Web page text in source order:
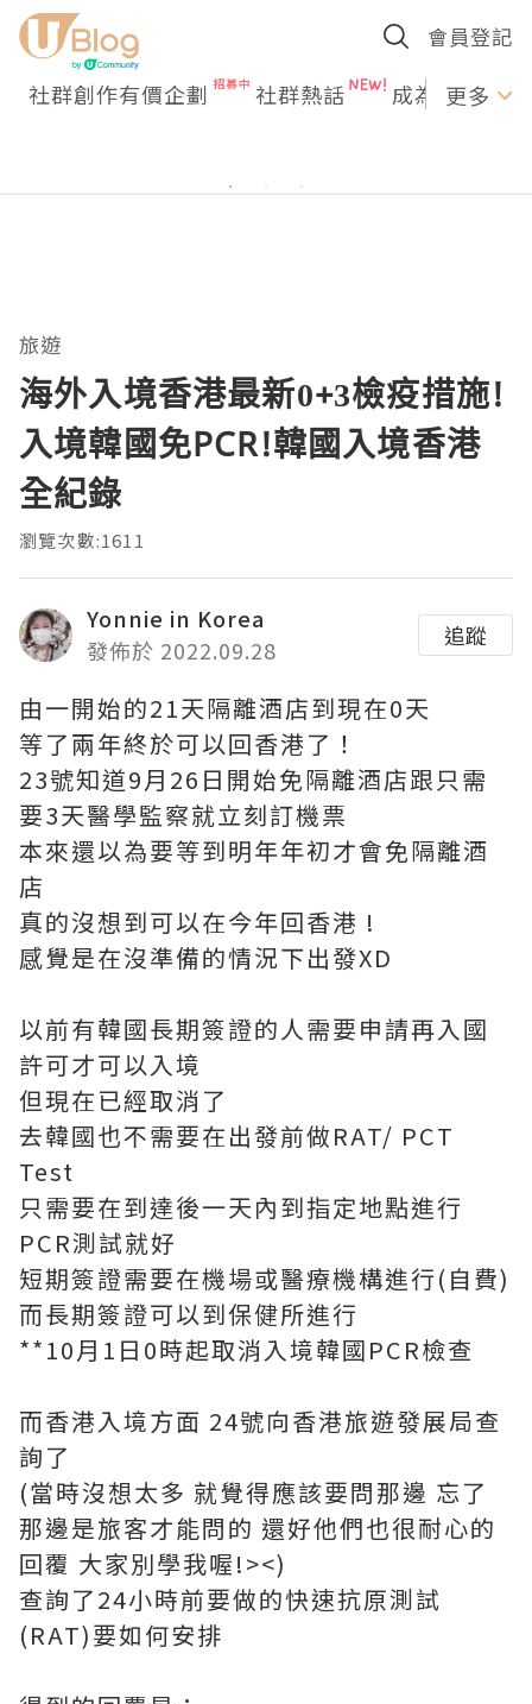
會員登記
社群創作有價企劃 社群熱話 成為U更多
旅遊
海外入境香港最新0+3檢疫措施!
入境韓國免PCR!韓國入境香港
全紀錄
瀏覽次數:1611
Yonnie in Korea
發佈於 2022.09.28
追蹤
由一開始的21天隔離酒店到現在0天
等了兩年終於可以回香港了！
23號知道9月26日開始免隔離酒店跟只需
要3天醫學監察就立刻訂機票
本來還以為要等到明年年初才會免隔離酒
店
真的沒想到可以在今年回香港 !
感覺是在沒準備的情況下出發XD
以前有韓國長期簽證的人需要申請再入國
許可才可以入境
但現在已經取消了
去韓國也不需要在出發前做RAT/ PCT
Test
只需要在到達後一天內到指定地點進行
PCR測試就好
短期簽證需要在機場或醫療機構進行(自費)
而長期簽證可以到保健所進行
**10月1日0時起取消入境韓國PCR檢查
而香港入境方面 24號向香港旅遊發展局查
詢了
(當時沒想太多 就覺得應該要問那邊 忘了
那邊是旅客才能問的 還好他們也很耐心的
回覆 大家別學我喔!><)
查詢了24小時前要做的快速抗原測試
(RAT)要如何安排